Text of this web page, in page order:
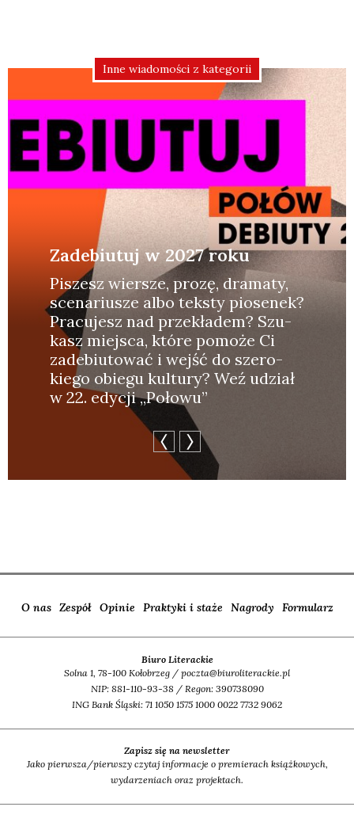
Inne wiadomości z kategorii
Zadebiutuj w 2027 roku
Piszesz wier­sze, pro­zę, dra­ma­ty,
sce­na­riu­sze albo tek­sty pio­se­nek?
Pra­cu­jesz nad prze­kła­dem? Szu­
kasz miej­sca, któ­re pomo­że Ci
zade­biu­to­wać i wejść do sze­ro­
kie­go obie­gu kul­tu­ry? Weź udział
w 22. edy­cji „Poło­wu”
O nas Zespół Opinie Praktyki i staże Nagrody Formularz
Biuro Literackie
Solna 1, 78-100 Kołobrzeg / poczta@biuroliterackie.pl
NIP: 881-110-93-38 / Regon: 390738090
ING Bank Śląski: 71 1050 1575 1000 0022 7732 9062
Zapisz się na newsletter
Jako pierwsza/pierwszy czytaj informacje o premierach książkowych,
wydarzeniach oraz projektach.